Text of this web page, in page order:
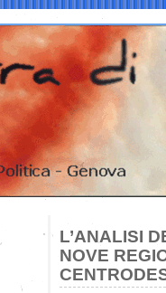
L’ANALISI
NOVE